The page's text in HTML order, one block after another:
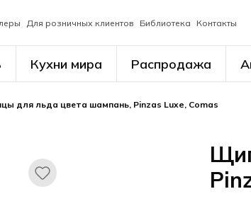
Для розничных клиентов Библиотека Контакты
Кухни мира Распродажа
для льда цвета шампань, Pinzas Luxe, Comas